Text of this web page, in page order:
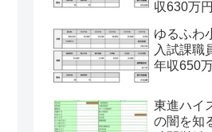
収630万円
ゆるふわ
入試課職
年収650万
東進ハイ
の闇を知